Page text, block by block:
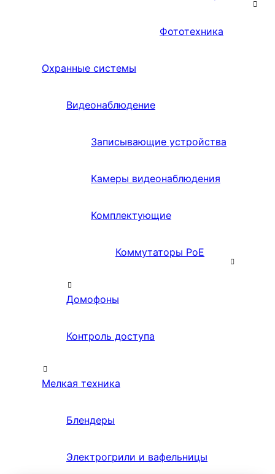
Фототехника
Охранные системы
Видеонаблюдение
Записывающие устройства
Камеры видеонаблюдения
Комплектующие
Коммутаторы PoE
Домофоны
Контроль доступа
Мелкая техника
Блендеры
Электрогрили и вафельницы